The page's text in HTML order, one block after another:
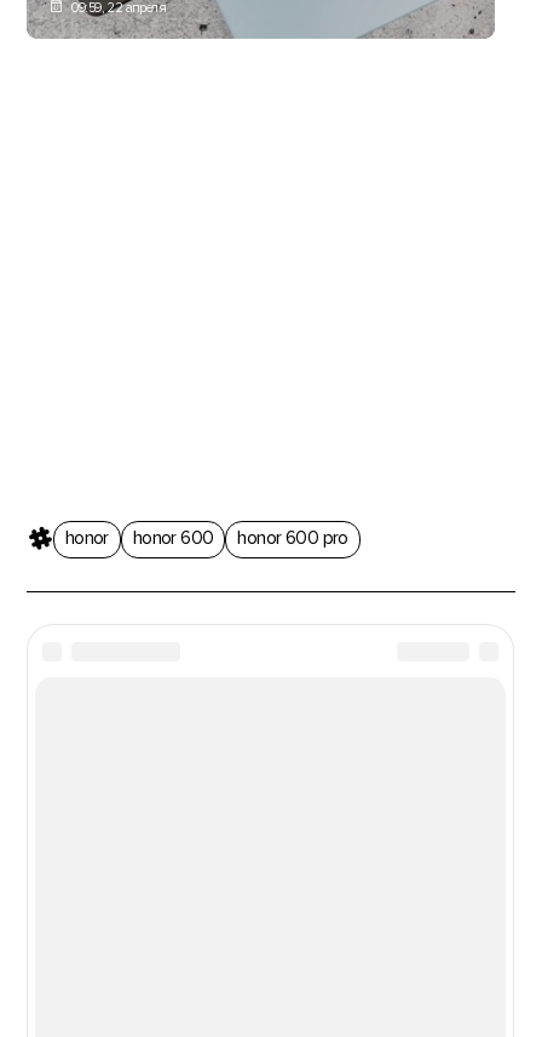
09:59, 22 апреля
honor honor 600 honor 600 pro